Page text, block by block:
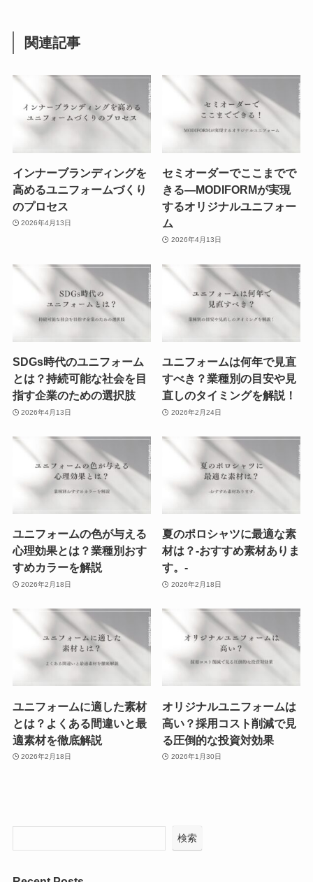
関連記事
インナーブランディングを
高めるユニフォームづくり
のプロセス
2026年4月13日
セミオーダーでここまでで
きる—MODIFORMが実現
するオリジナルユニフォー
ム
2026年4月13日
SDGs時代のユニフォーム
とは？持続可能な社会を目
指す企業のための選択肢
2026年4月13日
ユニフォームは何年で見直
すべき？業種別の目安や見
直しのタイミングを解説！
2026年2月24日
ユニフォームの色が与える
心理効果とは？業種別おす
すめカラーを解説
2026年2月18日
夏のポロシャツに最適な素
材は？-おすすめ素材ありま
す。-
2026年2月18日
ユニフォームに適した素材
とは？よくある間違いと最
適素材を徹底解説
2026年2月18日
オリジナルユニフォームは
高い？採用コスト削減で見
る圧倒的な投資対効果
2026年1月30日
検索